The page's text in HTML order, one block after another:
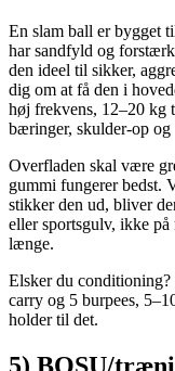
En slam ball er bygget
har sandfyld og
den ideel til sikker,
dig om at få den i
høj frekvens, 12–20 kg
bæringer, skulder-op og
Overfladen skal være
gummi fungerer bedst.
stikker den ud, bliver
eller sportsgulv, ikke
længe.
Elsker du conditioning?
carry og 5 burpees,
holder til det.
5) BOSU/